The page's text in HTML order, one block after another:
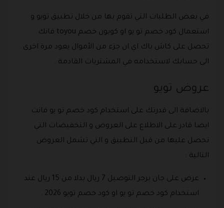
في بعض الطلبات التي تقوم بها من خلال تطبيق تويو و
استعمال كود خصم تو يو او كوبون خصم toyou فانك
تحصل على كاش باك اي ان جزء من الأموال يعود مرة اخرى
الى حسابك لاستخدامه في المشتريات القادمة .
عروض تويو
بالاضافة الى قدرتك على استخدام كود خصم تو يو فانت
ايضا قادر على الاطلاع على العروض و التخفيضات التي
تحصل عليها من قبل التطبيق و التي تشمل العروض
التالية :
عرض على جان برجر التوصيل 7 ريال بدلا من 15 ريال عند
استخدام كود خصم تو يو او كود خصم تويو 2026 .